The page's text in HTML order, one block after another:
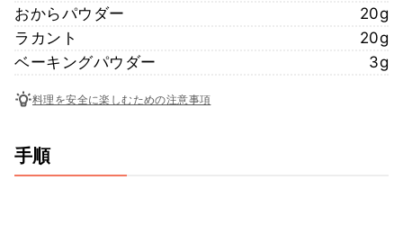
おからパウダー
20g
ラカント
20g
ベーキングパウダー
3g
料理を安全に楽しむための注意事項
手順